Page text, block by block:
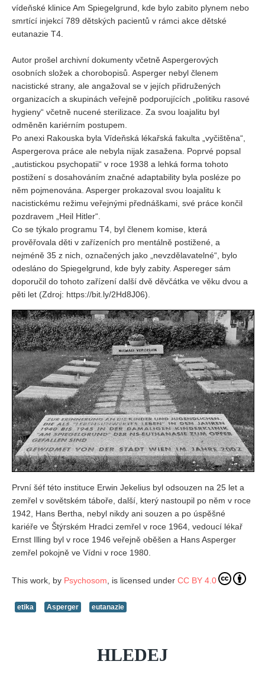
Vydání 4-2017
Vydání 1-2017
Vydání 4-2016
Archiv
EDITOŘI
BLOG
REDAKCE
Pokyny pro autory
vídeňské klinice Am Spiegelgrund, kde bylo zabito plynem nebo
smrtící injekcí 789 dětských pacientů v rámci akce dětské
eutanazie T4.
Autor prošel archivní dokumenty včetně Aspergerových
osobních složek a chorobopisů. Asperger nebyl členem
nacistické strany, ale angažoval se v jejích přidružených
organizacích a skupinách veřejně podporujících „politiku rasové
hygieny“ včetně nucené sterilizace. Za svou loajalitu byl
odměněn kariérním postupem.
Po anexi Rakouska byla Vídeňská lékařská fakulta „vyčištěna“,
Aspergerova práce ale nebyla nijak zasažena. Poprvé popsal
„autistickou psychopatii“ v roce 1938 a lehká forma tohoto
postižení s dosahováním značné adaptability byla posléze po
něm pojmenována. Asperger prokazoval svou loajalitu k
nacistickému režimu veřejnými přednáškami, své práce končil
pozdravem „Heil Hitler“.
Co se týkalo programu T4, byl členem komise, která
prověřovala děti v zařízeních pro mentálně postižené, a
nejméně 35 z nich, označených jako „nevzdělavatelné“, bylo
odesláno do Spiegelgrund, kde byly zabity. Aspereger sám
doporučil do tohoto zařízení další dvě děvčátka ve věku dvou a
pěti let (Zdroj: https://bit.ly/2Hd8J06).
První šéf této instituce Erwin Jekelius byl odsouzen na 25 let a
zemřel v sovětském táboře, další, který nastoupil po něm v roce
1942, Hans Bertha, nebyl nikdy ani souzen a po úspěšné
kariéře ve Štýrském Hradci zemřel v roce 1964, vedoucí lékař
Ernst Illing byl v roce 1946 veřejně oběšen a Hans Asperger
zemřel pokojně ve Vídni v roce 1980.
This work, by Psychosom , is licensed under CC BY 4.0
etika Asperger eutanazie
HLEDEJ